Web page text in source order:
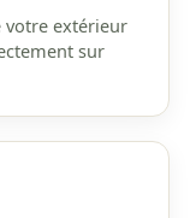
votre extérieur
sur